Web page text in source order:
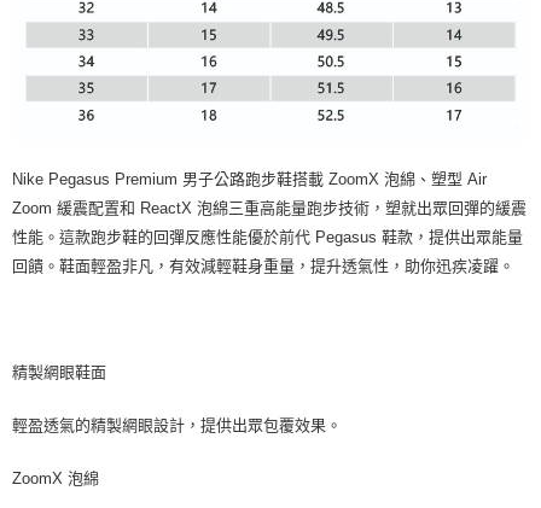
Nike Pegasus Premium 男子公路跑步鞋搭載 ZoomX 泡綿、塑型 Air
Zoom 緩震配置和 ReactX 泡綿三重高能量跑步技術，塑就出眾回彈的緩震
性能。這款跑步鞋的回彈反應性能優於前代 Pegasus 鞋款，提供出眾能量
回饋。鞋面輕盈非凡，有效減輕鞋身重量，提升透氣性，助你迅疾凌躍。
精製網眼鞋面
輕盈透氣的精製網眼設計，提供出眾包覆效果。
ZoomX 泡綿